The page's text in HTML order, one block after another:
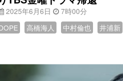
2025年6月6日
7時00分
高橋海人 中村倫也 井浦新